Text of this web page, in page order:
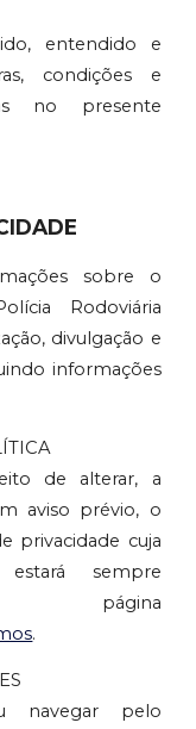
entendido e
condições e
no presente
sobre o
Rodoviária
divulgação e
informações
de alterar, a
aviso prévio, o
privacidade cuja
sempre
página
.
navegar pelo